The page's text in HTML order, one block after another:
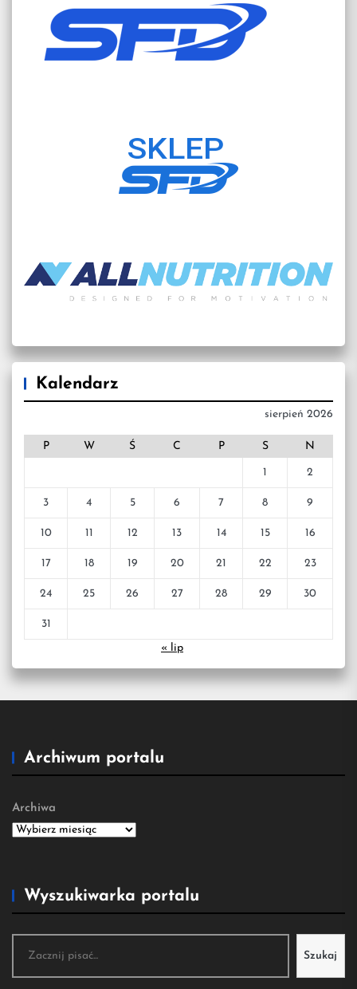
Kalendarz
sierpień 2026
P W Ś C P S N
1 2
3 4 5 6 7 8 9
10 11 12 13 14 15 16
17 18 19 20 21 22 23
24 25 26 27 28 29 30
31
« lip
Archiwum portalu
Archiwa
Wyszukiwarka portalu
Szukaj